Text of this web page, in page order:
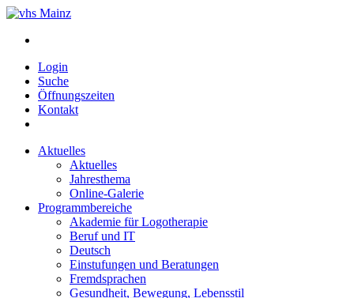
Login
Suche
Öffnungszeiten
Kontakt
Aktuelles
Aktuelles
Jahresthema
Online-Galerie
Programmbereiche
Akademie für Logotherapie
Beruf und IT
Deutsch
Einstufungen und Beratungen
Fremdsprachen
Gesundheit, Bewegung, Lebensstil